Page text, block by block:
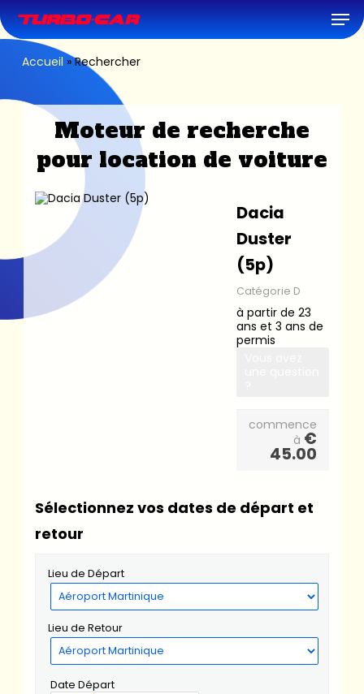
to
main
content
Accueil »Rechercher
Moteur de recherche
pour location de voiture
Dacia
Duster
(5p)
Catégorie D
à partir de 23
ans et 3 ans de
permis
commence
à €
45.00
Sélectionnez vos dates de départ et
retour
Lieu de Départ
Lieu de Retour
Date Départ